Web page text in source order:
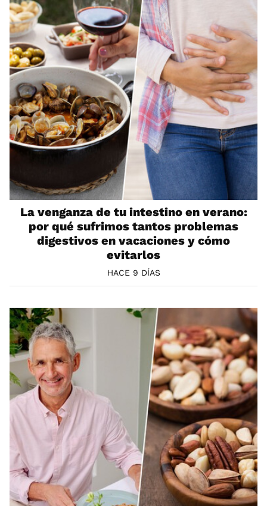
La venganza de tu intestino en verano:
por qué sufrimos tantos problemas
digestivos en vacaciones y cómo
evitarlos
HACE 9 DÍAS